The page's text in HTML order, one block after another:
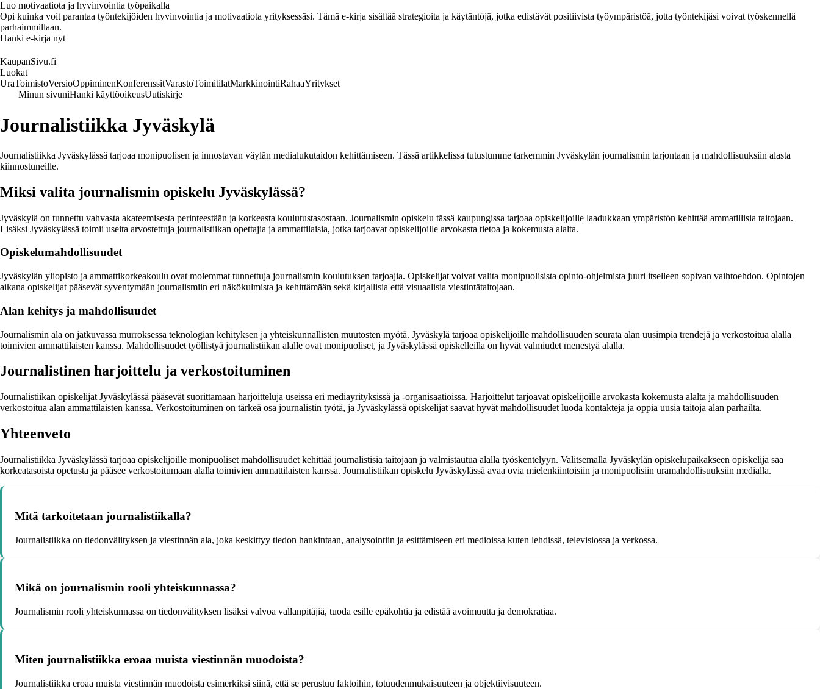
Luo motivaatiota ja hyvinvointia työpaikalla
Opi kuinka voit parantaa työntekijöiden hyvinvointia ja motivaatiota yrityksessäsi. Tämä e-kirja sisältää strategioita ja käytäntöjä, jotka edistävät positiivista työympäristöä, jotta työntekijäsi voivat työskennellä
parhaimmillaan.
Hanki e-kirja nyt
KaupanSivu.fi
Luokat
UraToimistoVersioOppiminenKonferenssitVarastoToimitilatMarkkinointiRahaaYritykset
Minun sivuniHanki käyttöoikeusUutiskirje
Journalistiikka Jyväskylä
Journalistiikka Jyväskylässä tarjoaa monipuolisen ja innostavan väylän medialukutaidon kehittämiseen. Tässä artikkelissa tutustumme tarkemmin Jyväskylän journalismin tarjontaan ja mahdollisuuksiin alasta
kiinnostuneille.
Miksi valita journalismin opiskelu Jyväskylässä?
Jyväskylä on tunnettu vahvasta akateemisesta perinteestään ja korkeasta koulutustasostaan. Journalismin opiskelu tässä kaupungissa tarjoaa opiskelijoille laadukkaan ympäristön kehittää ammatillisia taitojaan.
Lisäksi Jyväskylässä toimii useita arvostettuja journalistiikan opettajia ja ammattilaisia, jotka tarjoavat opiskelijoille arvokasta tietoa ja kokemusta alalta.
Opiskelumahdollisuudet
Jyväskylän yliopisto ja ammattikorkeakoulu ovat molemmat tunnettuja journalismin koulutuksen tarjoajia. Opiskelijat voivat valita monipuolisista opinto-ohjelmista juuri itselleen sopivan vaihtoehdon. Opintojen
aikana opiskelijat pääsevät syventymään journalismiin eri näkökulmista ja kehittämään sekä kirjallisia että visuaalisia viestintätaitojaan.
Alan kehitys ja mahdollisuudet
Journalismin ala on jatkuvassa murroksessa teknologian kehityksen ja yhteiskunnallisten muutosten myötä. Jyväskylä tarjoaa opiskelijoille mahdollisuuden seurata alan uusimpia trendejä ja verkostoitua alalla
toimivien ammattilaisten kanssa. Mahdollisuudet työllistyä journalistiikan alalle ovat monipuoliset, ja Jyväskylässä opiskelleilla on hyvät valmiudet menestyä alalla.
Journalistinen harjoittelu ja verkostoituminen
Journalistiikan opiskelijat Jyväskylässä pääsevät suorittamaan harjoitteluja useissa eri mediayrityksissä ja -organisaatioissa. Harjoittelut tarjoavat opiskelijoille arvokasta kokemusta alalta ja mahdollisuuden
verkostoitua alan ammattilaisten kanssa. Verkostoituminen on tärkeä osa journalistin työtä, ja Jyväskylässä opiskelijat saavat hyvät mahdollisuudet luoda kontakteja ja oppia uusia taitoja alan parhailta.
Yhteenveto
Journalistiikka Jyväskylässä tarjoaa opiskelijoille monipuoliset mahdollisuudet kehittää journalistisia taitojaan ja valmistautua alalla työskentelyyn. Valitsemalla Jyväskylän opiskelupaikakseen opiskelija saa
korkeatasoista opetusta ja pääsee verkostoitumaan alalla toimivien ammattilaisten kanssa. Journalistiikan opiskelu Jyväskylässä avaa ovia mielenkiintoisiin ja monipuolisiin uramahdollisuuksiin medialla.
Mitä tarkoitetaan journalistiikalla?
Journalistiikka on tiedonvälityksen ja viestinnän ala, joka keskittyy tiedon hankintaan, analysointiin ja esittämiseen eri medioissa kuten lehdissä, televisiossa ja verkossa.
Mikä on journalismin rooli yhteiskunnassa?
Journalismin rooli yhteiskunnassa on tiedonvälityksen lisäksi valvoa vallanpitäjiä, tuoda esille epäkohtia ja edistää avoimuutta ja demokratiaa.
Miten journalistiikka eroaa muista viestinnän muodoista?
Journalistiikka eroaa muista viestinnän muodoista esimerkiksi siinä, että se perustuu faktoihin, totuudenmukaisuuteen ja objektiivisuuteen.